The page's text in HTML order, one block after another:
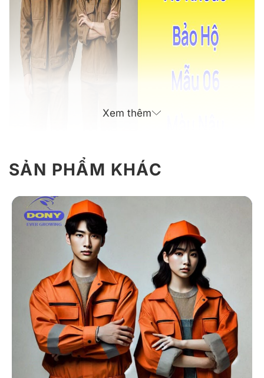
Áo khoác bảo hộ mẫu 06 màu nâu phong cách thanh
lịch.
Giới Thiệu Về Mẫu Áo Khoác Bảo Hộ
Mẫu 06 mang kiểu dáng đứng form, mang hơi hướng
hiện đại, dễ mặc cho cả nam và nữ. Đây là mẫu áo phù
hợp cho doanh nghiệp muốn xây dựng bộ nhận diện
Xem thêm
SẢN PHẨM KHÁC